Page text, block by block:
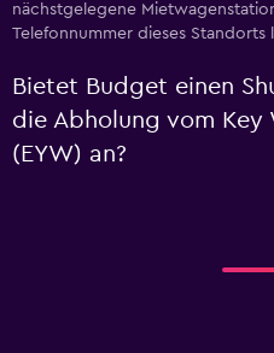
nächstgelegene
Telefonnummer dieses Standorts
Bietet Budget einen
die Abholung vom Key
(EYW) an?